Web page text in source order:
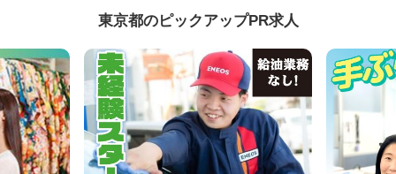
東京都のピックアップPR求人